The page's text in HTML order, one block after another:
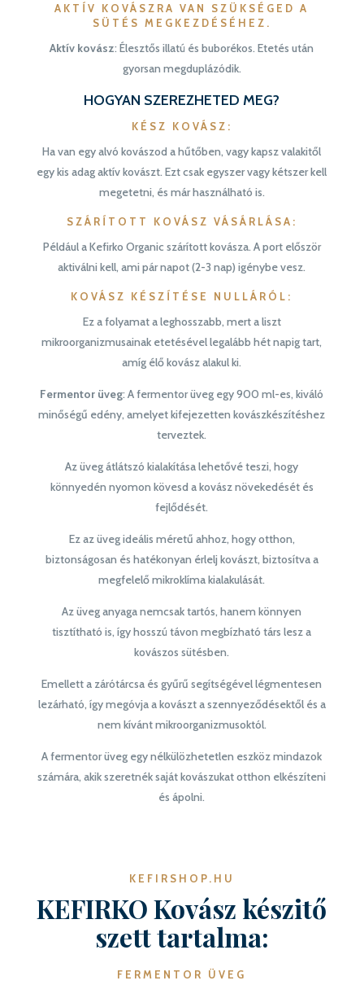
AKTÍV KOVÁSZRA VAN SZÜKSÉGED A
SÜTÉS MEGKEZDÉSÉHEZ.
Aktív kovász: Élesztős illatú és buborékos. Etetés után
gyorsan megduplázódik.
HOGYAN SZEREZHETED MEG?
KÉSZ KOVÁSZ :
Ha van egy alvó kovászod a hűtőben, vagy kapsz valakitől
egy kis adag aktív kovászt. Ezt csak egyszer vagy kétszer kell
megetetni, és már használható is.
SZÁRÍTOTT KOVÁSZ VÁSÁRLÁSA :
Például a Kefirko Organic szárított kovásza. A port először
aktiválni kell, ami pár napot (2-3 nap) igénybe vesz.
KOVÁSZ KÉSZÍTÉSE NULLÁRÓL :
Ez a folyamat a leghosszabb, mert a liszt
mikroorganizmusainak etetésével legalább hét napig tart,
amíg élő kovász alakul ki.
Fermentor üveg: A fermentor üveg egy 900 ml-es, kiváló
minőségű edény, amelyet kifejezetten kovászkészítéshez
terveztek.
Az üveg átlátszó kialakítása lehetővé teszi, hogy
könnyedén nyomon kövesd a kovász növekedését és
fejlődését.
Ez az üveg ideális méretű ahhoz, hogy otthon,
biztonságosan és hatékonyan érlelj kovászt, biztosítva a
megfelelő mikroklíma kialakulását.
Az üveg anyaga nemcsak tartós, hanem könnyen
tisztítható is, így hosszú távon megbízható társ lesz a
kovászos sütésben.
Emellett a zárótárcsa és gyűrű segítségével légmentesen
lezárható, így megóvja a kovászt a szennyeződésektől és a
nem kívánt mikroorganizmusoktól.
A fermentor üveg egy nélkülözhetetlen eszköz mindazok
számára, akik szeretnék saját kovászukat otthon elkészíteni
és ápolni.
KEFIRSHOP.HU
KEFIRKO Kovász készitő
szett tartalma:
FERMENTOR ÜVEG